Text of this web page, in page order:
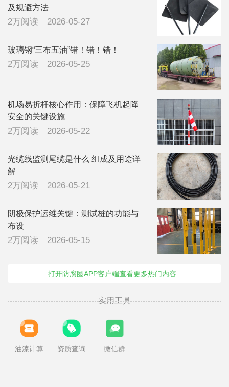
及规避方法
2万阅读 2026-05-27
玻璃钢“三布五油”错！错！错！
2万阅读 2026-05-25
机场易折杆核心作用：保障飞机起降
安全的关键设施
2万阅读 2026-05-22
光缆线监测尾缆是什么 组成及用途详
解
2万阅读 2026-05-21
阴极保护运维关键：测试桩的功能与
布设
2万阅读 2026-05-15
打开防腐圈APP客户端查看更多热门内容
实用工具
油漆计算 资质查询 微信群